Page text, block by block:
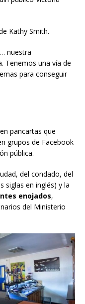
Kathy Smith.
nuestra
Tenemos una vía de
para conseguir
pancartas que
grupos de Facebook
pública.
del condado, del
siglas en inglés) y la
enojados,
del Ministerio